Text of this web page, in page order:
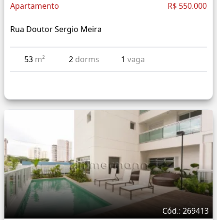
Apartamento R$ 550.000
Rua Doutor Sergio Meira
53 m² 2 dorms 1vaga
Cód.: 269413